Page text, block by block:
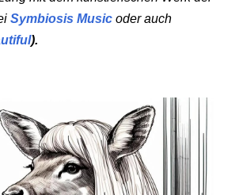
Symbiosis Music oder auch
).